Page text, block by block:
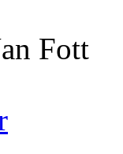
Fott